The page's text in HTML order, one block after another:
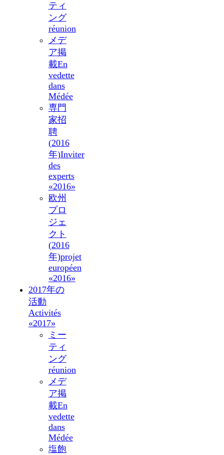
ティ
ング
réunion
メデ
ア掲
載En
vedette
dans
Médée
専門
家招
聘
(2016
年)Inviter
des
experts
«2016»
欧州
プロ
ジェ
クト
(2016
年)projet
européen
«2016»
2017年の
活動
Activités
«2017»
ミー
ティ
ング
réunion
メデ
ア掲
載En
vedette
dans
Médée
塩飽